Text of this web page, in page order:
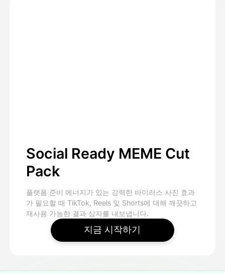
Social Ready MEME Cut
Pack
플랫폼 준비 에너지가 있는 강력한 바이러스 사진 효과
가 필요할 때 TikTok, Reels 및 Shorts에 대해 깨끗하고
재사용 가능한 결과 상자를 내보냅니다.
지금 시작하기